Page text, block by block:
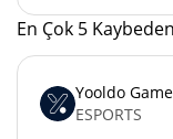
En Çok 5
Yooldo
ESPORTS